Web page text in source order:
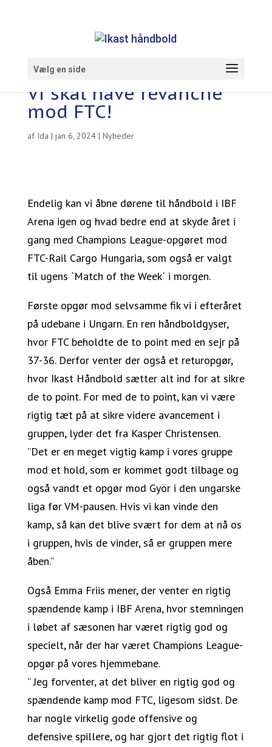
Vælg en side
Vi skal have revanche
mod FTC!
af Ida | jan 6, 2024| Nyheder
Endelig kan vi åbne dørene til håndbold i IBF
Arena igen og hvad bedre end at skyde året i
gang med Champions League-opgøret mod
FTC-Rail Cargo Hungaria, som også er valgt
til ugens `Match of the Week´ i morgen.
Første opgør mod selvsamme fik vi i efteråret
på udebane i Ungarn. En ren håndboldgyser,
hvor FTC beholdte de to point med en sejr på
37-36. Derfor venter der også et returopgør,
hvor Ikast Håndbold sætter alt ind for at sikre
de to point. For med de to point, kan vi være
rigtig tæt på at sikre videre avancement i
gruppen, lyder det fra Kasper Christensen.
”Det er en meget vigtig kamp i vores gruppe
mod et hold, som er kommet godt tilbage og
også vandt et opgør mod Györ i den ungarske
liga før VM-pausen. Hvis vi kan vinde den
kamp, så kan det blive svært for dem at nå os
i gruppen, hvis de vinder, så er gruppen mere
åben.”
Også Emma Friis mener, der venter en rigtig
spændende kamp i IBF Arena, hvor stemningen
i løbet af sæsonen har været rigtig god og
specielt, når der har været Champions League-
opgør på vores hjemmebane.
” Jeg forventer, at det bliver en rigtig god og
spændende kamp mod FTC, ligesom sidst. De
har nogle virkelig gode offensive og
defensive spillere, og har gjort det rigtig flot i